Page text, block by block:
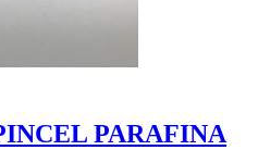
PARAFINA